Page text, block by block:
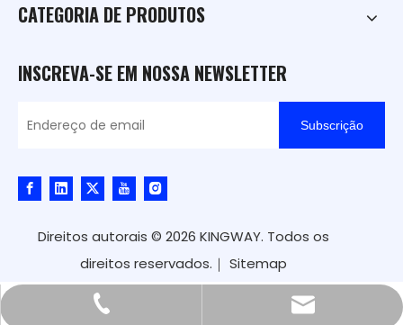
CATEGORIA DE PRODUTOS
INSCREVA-SE EM NOSSA NEWSLETTER
Subscrição
Direitos autorais © 2026 KINGWAY. Todos os
direitos reservados.｜ Sitemap